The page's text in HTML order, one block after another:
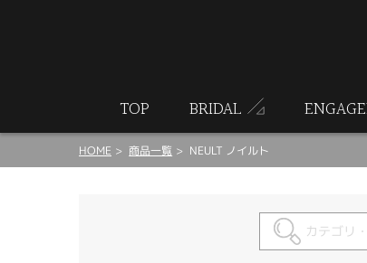
TOP BRIDAL
HOME 商品一覧 NEULT ノイルト